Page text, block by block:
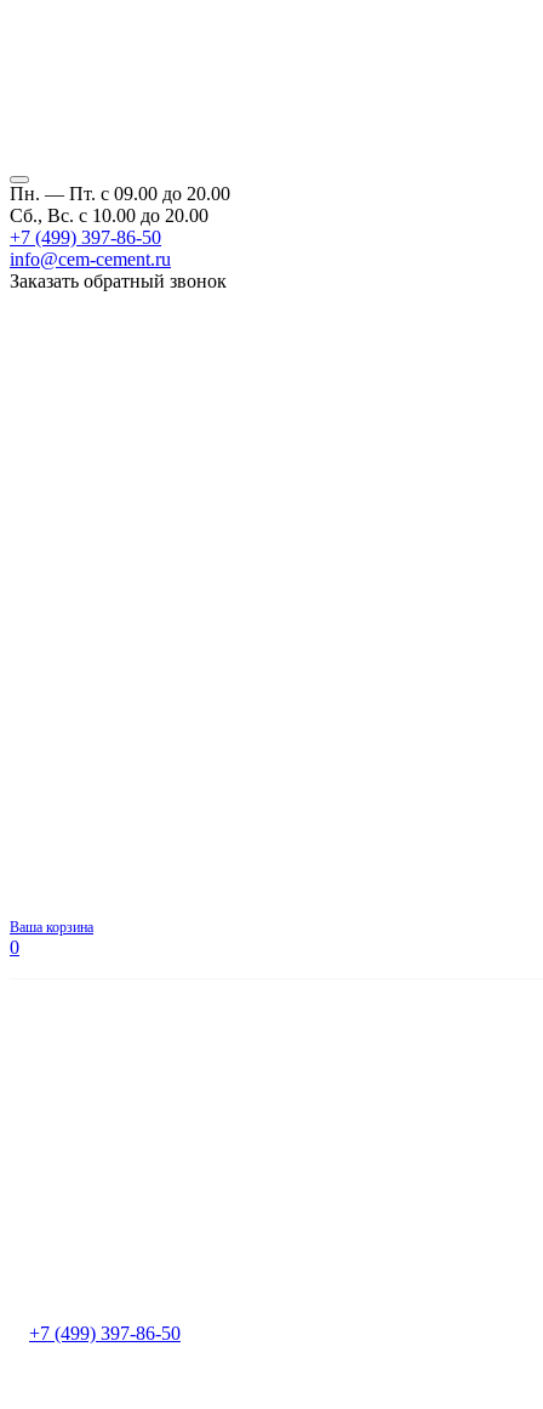
Пн. — Пт. с 09.00 до 20.00
Сб., Вс. с 10.00 до 20.00
+7 (499) 397-86-50
info@cem-cement.ru
Заказать обратный звонок
Ваша корзина
0
+7 (499) 397-86-50